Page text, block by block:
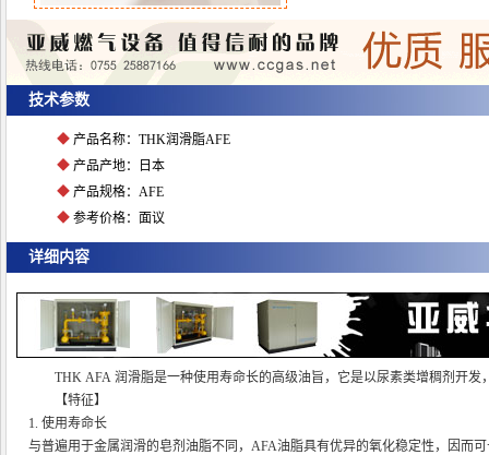
点击放大图片
技术参数
◆ 产品名称：THK润滑脂AFE
◆ 产品产地：日本
◆ 产品规格：AFE
◆ 参考价格：面议
详细内容
THK AFA 润滑脂是一种使用寿命长的高级油旨，它是以尿素类增稠剂开发
【特征】
1. 使用寿命长
与普遍用于金属润滑的皂剂油脂不同，AFA油脂具有优异的氧化稳定性，因而